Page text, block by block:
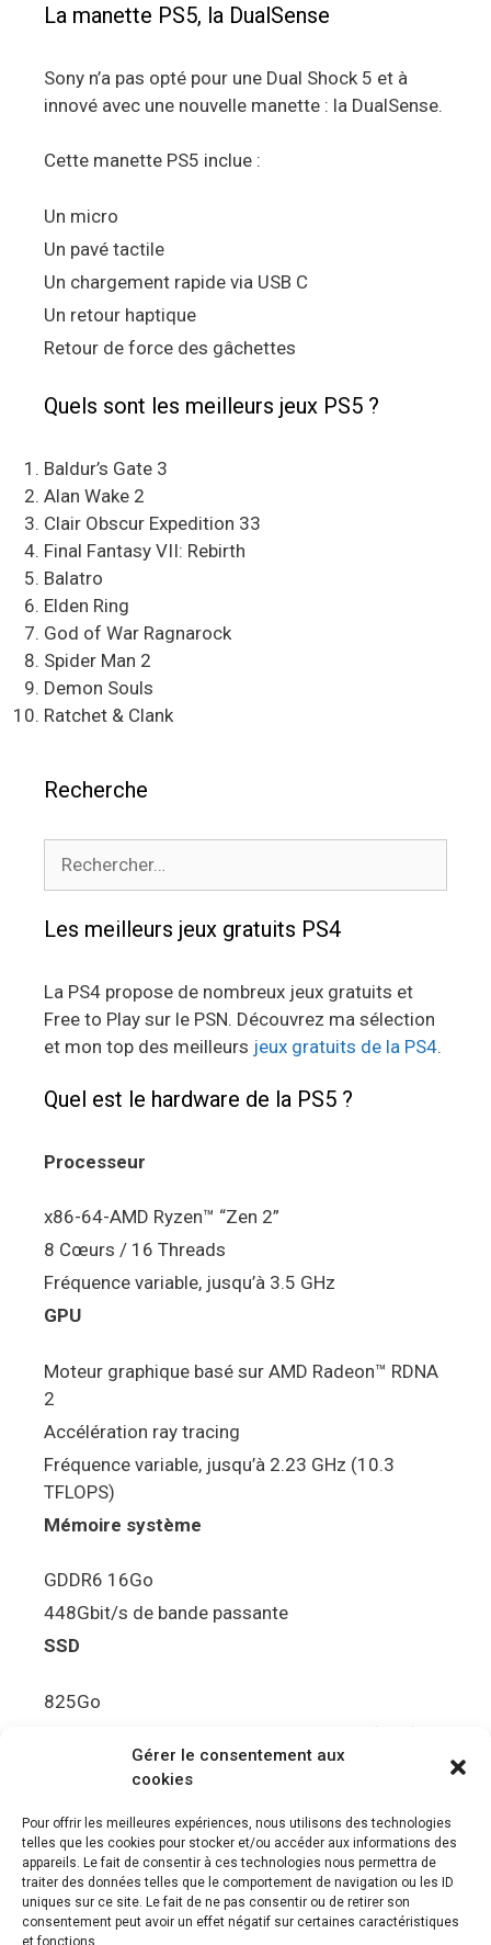
Gérer le consentement aux
cookies
Pour offrir les meilleures expériences, nous utilisons des technologies
telles que les cookies pour stocker et/ou accéder aux informations des
appareils. Le fait de consentir à ces technologies nous permettra de
traiter des données telles que le comportement de navigation ou les ID
uniques sur ce site. Le fait de ne pas consentir ou de retirer son
consentement peut avoir un effet négatif sur certaines caractéristiques
et fonctions.
La manette PS5, la DualSense
Sony n’a pas opté pour une Dual Shock 5 et à
innové avec une nouvelle manette : la DualSense.
Cette manette PS5 inclue :
Un micro
Un pavé tactile
Un chargement rapide via USB C
Un retour haptique
Retour de force des gâchettes
Quels sont les meilleurs jeux PS5 ?
Baldur’s Gate 3
Alan Wake 2
Clair Obscur Expedition 33
Final Fantasy VII: Rebirth
Balatro
Elden Ring
God of War Ragnarock
Spider Man 2
Demon Souls
Ratchet & Clank
Recherche
Les meilleurs jeux gratuits PS4
La PS4 propose de nombreux jeux gratuits et
Free to Play sur le PSN. Découvrez ma sélection
et mon top des meilleurs jeux gratuits de la PS4.
Quel est le hardware de la PS5 ?
Processeur
x86-64-AMD Ryzen™ “Zen 2”
8 Cœurs / 16 Threads
Fréquence variable, jusqu’à 3.5 GHz
GPU
Moteur graphique basé sur AMD Radeon™ RDNA
2
Accélération ray tracing
Fréquence variable, jusqu’à 2.23 GHz (10.3
TFLOPS)
Mémoire système
GDDR6 16Go
448Gbit/s de bande passante
SSD
825Go
5.5Gbit/s de bande passante en lecture (Brut)
Disque de jeu PS5
Ultra HD Blu-ray™, jusqu’à 100Go/disque
Sortie vidéo
Compatibilité avec les téléviseurs 4K 120Hz et
8K, VRR (spécification HDMI v. 2.1)